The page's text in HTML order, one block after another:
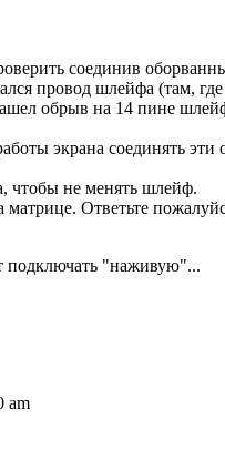
соединив
провод шлейфа (там,
обрыв на 14 пине
экрана соединять
чтобы не менять шлейф.
Ответьте
подключать "наживую"...
am